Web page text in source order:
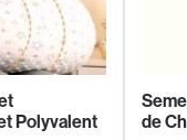
Polyvalent
de